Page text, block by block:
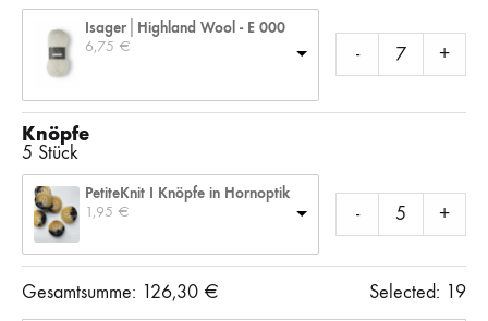
Isager│Highland Wool - E 000
6,75 € - +
Knöpfe
5 Stück
PetiteKnit I Knöpfe in Hornoptik
1,95 € - +
Gesamtsumme: 126,30 € Selected: 19